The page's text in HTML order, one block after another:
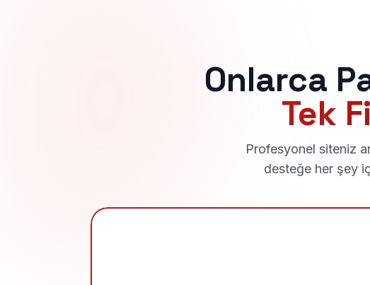
Onlarca
Tek
Profesyonel siteniz
desteğe her şey